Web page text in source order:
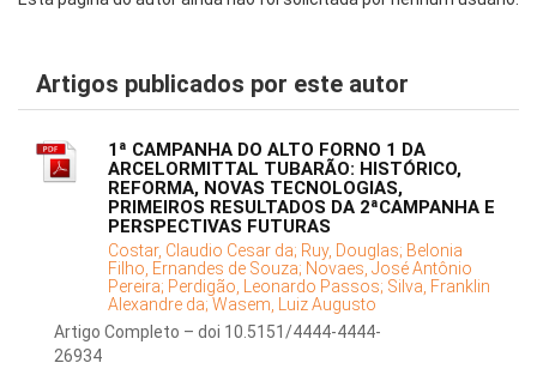
Artigos publicados por este autor
1ª CAMPANHA DO ALTO FORNO 1 DA
ARCELORMITTAL TUBARÃO: HISTÓRICO,
REFORMA, NOVAS TECNOLOGIAS,
PRIMEIROS RESULTADOS DA 2ªCAMPANHA E
PERSPECTIVAS FUTURAS
Costar, Claudio Cesar da; Ruy, Douglas; Belonia
Filho, Ernandes de Souza; Novaes, José Antônio
Pereira; Perdigão, Leonardo Passos; Silva, Franklin
Alexandre da; Wasem, Luiz Augusto
Artigo Completo – doi 10.5151/4444-4444-
26934